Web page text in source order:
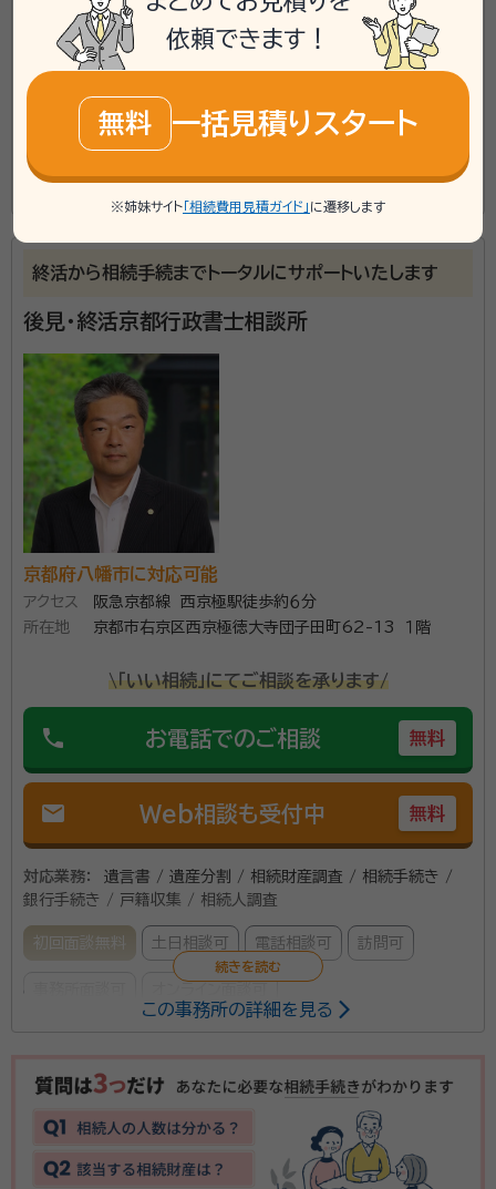
対応業務： 遺言書 / 遺産分割 / 相続財産調査 / 相続手続き /
銀行手続き / 戸籍収集 / 相続人調査
フェール行政書士事務所は、JR 東海道本線京都駅 八条
口側より徒歩10分の場所にあります。代表の阪本哲也
先生は、低価格で迅速かつ親切丁寧な対応に心がけて
げ、難しい法律用語を使わずに相談対応しています。 ま
ムにしています。さらに、公正証書の証人2人の無料手
配や無料出張相談も可能であるなど、料金面でのサービ
スにこだわりを持っているそうです。そのほか、相談者
の負担を軽減するために、京都市内なら車での送迎を
おこなえることも特徴。
終活から相続手続までトータルにサポートいたします
後見・終活京都行政書士相談所
京都府八幡市に対応可能
アクセス
阪急京都線 西京極駅徒歩約６分
所在地
京都市右京区西京極徳大寺団子田町62-13 １階
\「いい相続」にてご相談を承ります/
phone お電話でのご相談 無料
mail Web相談も受付中 無料
対応業務：
遺言書 / 遺産分割 / 相続財産調査 / 相続手続き /
銀行手続き / 戸籍収集 / 相続人調査
初回面談無料 土日相談可 電話相談可 訪問可
に追われる毎日。一息つく間もなく次に待っているのは
煩雑な相続手続き。煩わしい手続きは弊所にお任せい
ただき、故人様を偲ぶひとときを大切にお過ごしくださ
い。 ※行政書士ふくもり法務事務所は2024年4月1日
この事務所の詳細を見る
依頼できます！
無料 一括見積りスタート
※姉妹サイト 「相続費用見積ガイド」 に遷移します